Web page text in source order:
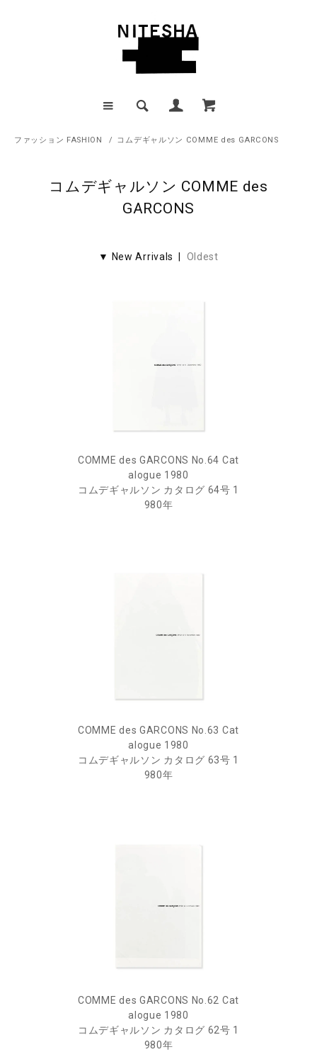
ファッション FASHION / コムデギャルソン COMME des GARCONS
コムデギャルソン COMME des
GARCONS
▼ New Arrivals | Oldest
COMME des GARCONS No.64 Cat
alogue 1980
コムデギャルソン カタログ 64号 1
980年
COMME des GARCONS No.63 Cat
alogue 1980
コムデギャルソン カタログ 63号 1
980年
COMME des GARCONS No.62 Cat
alogue 1980
コムデギャルソン カタログ 62号 1
980年